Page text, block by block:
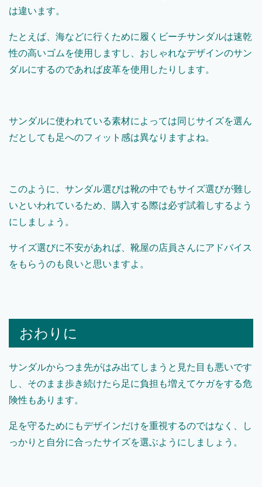
は違います。
たとえば、海などに行くために履くビーチサンダルは速乾
性の高いゴムを使用しますし、おしゃれなデザインのサン
ダルにするのであれば皮革を使用したりします。
サンダルに使われている素材によっては同じサイズを選ん
だとしても足へのフィット感は異なりますよね。
このように、サンダル選びは靴の中でもサイズ選びが難し
いといわれているため、購入する際は必ず試着しするよう
にしましょう。
サイズ選びに不安があれば、靴屋の店員さんにアドバイス
をもらうのも良いと思いますよ。
おわりに
サンダルからつま先がはみ出てしまうと見た目も悪いです
し、そのまま歩き続けたら足に負担も増えてケガをする危
険性もあります。
足を守るためにもデザインだけを重視するのではなく、し
っかりと自分に合ったサイズを選ぶようにしましょう。